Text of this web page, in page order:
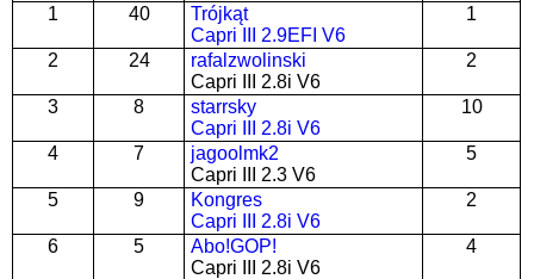
1
40
Trójkąt
Capri III 2.9EFI V6
1
2 24
rafalzwolinski
Capri III 2.8i V6
2
3 8
starrsky
Capri III 2.8i V6
10
4 7
jagoolmk2
Capri III 2.3 V6
5
5 9
Kongres
Capri III 2.8i V6
2
6 5
Abo!GOP!
Capri III 2.8i V6
4